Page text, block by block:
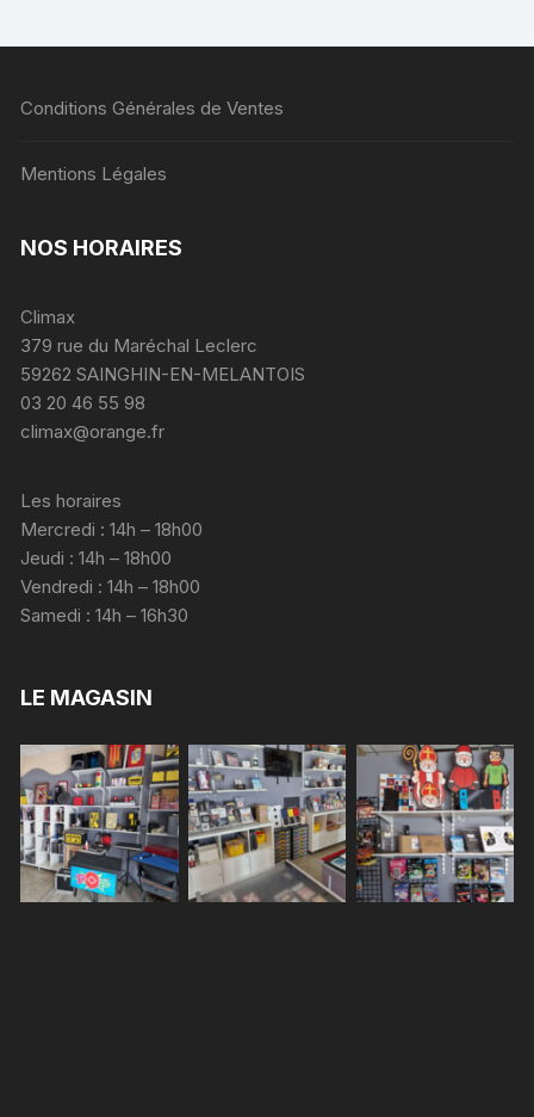
Conditions Générales de Ventes
Mentions Légales
NOS HORAIRES
Climax
379 rue du Maréchal Leclerc
59262 SAINGHIN-EN-MELANTOIS
03 20 46 55 98
climax@orange.fr
Les horaires
Mercredi : 14h – 18h00
Jeudi : 14h – 18h00
Vendredi : 14h – 18h00
Samedi : 14h – 16h30
LE MAGASIN